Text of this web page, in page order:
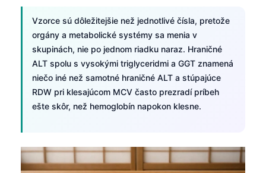
Vzorce sú dôležitejšie než jednotlivé čísla, pretože
orgány a metabolické systémy sa menia v
skupinách, nie po jednom riadku naraz. Hraničné
ALT spolu s vysokými triglyceridmi a GGT znamená
niečo iné než samotné hraničné ALT a stúpajúce
RDW pri klesajúcom MCV často prezradí príbeh
ešte skôr, než hemoglobín napokon klesne.
తెలుగు
தமிழ்
ಕನ್ನಡ
മലയാളം
Bahasa Melayu
Tiếng Việt